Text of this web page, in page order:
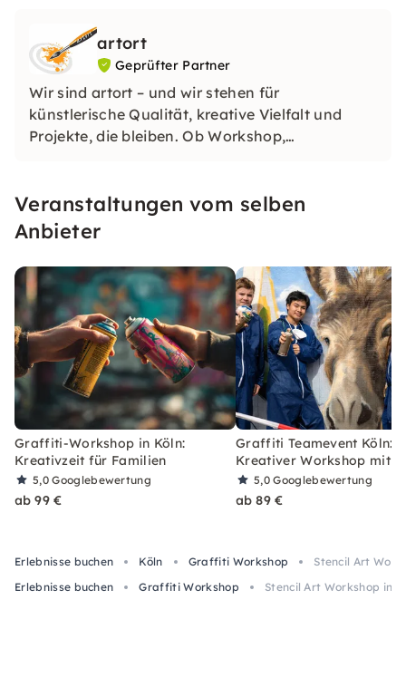
artort
Geprüfter Partner
Wir sind artort – und wir stehen für
künstlerische Qualität, kreative Vielfalt und
Projekte, die bleiben. Ob Workshop,
Leidenschaft und ein hoher Anspruch an
Material und Umsetzung aufeinander.
Veranstaltungen vom selben
Anbieter
Graffiti-Workshop in Köln:
Kreativzeit für Familien
5,0Googlebewertung
ab 99 €
Graffiti Teamevent Köln:
Kreativer Workshop mit
5,0Googlebewertung
ab 89 €
Erlebnisse buchen Köln Graffiti Workshop
Stencil Art
Erlebnisse buchen
Graffiti Workshop Stencil Art Workshop in